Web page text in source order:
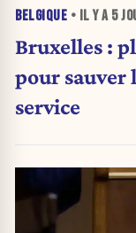
BELGIQUE • IL Y A 5
Bruxelles :
pour sauver
service